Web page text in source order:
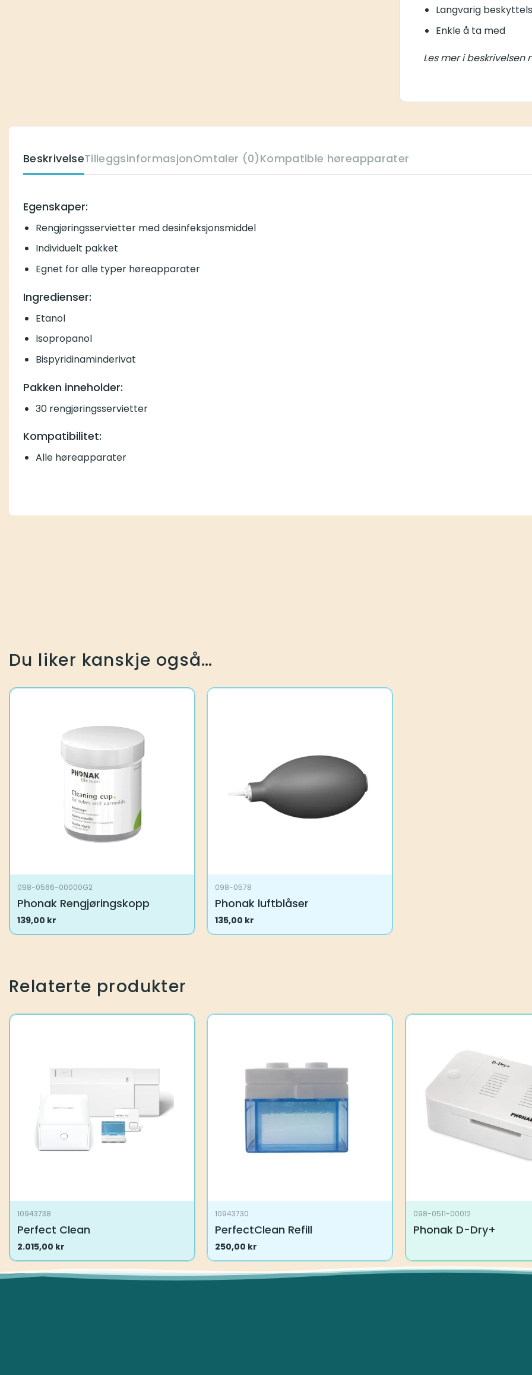
Langvarig
Enkle å ta med
Les mer i beskrivelsen
BeskrivelseTilleggsinformasjonOmtaler (0)Kompatible høreapparater
Egenskaper:
Rengjøringsservietter med desinfeksjonsmiddel
Individuelt pakket
Egnet for alle typer høreapparater
Ingredienser:
Etanol
Isopropanol
Bispyridinaminderivat
Pakken inneholder:
30 rengjøringsservietter
Kompatibilitet:
Alle høreapparater
Du liker kanskje også…
098-0566-00000G2
Phonak Rengjøringskopp
139,00 kr
098-0578
Phonak luftblåser
135,00 kr
Relaterte produkter
10943738
Perfect Clean
2.015,00 kr
10943730
PerfectClean Refill
250,00 kr
098-0511-00012
Phonak D-Dry+